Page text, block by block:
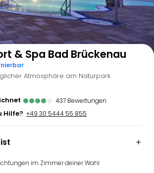
Auf der Karte anzeigen
& Spa Bad Brückenau
Atmosphäre am Naturpark
437 Bewertungen
Hilfe? +49 30 5444 55 855
im Zimmer deiner Wahl